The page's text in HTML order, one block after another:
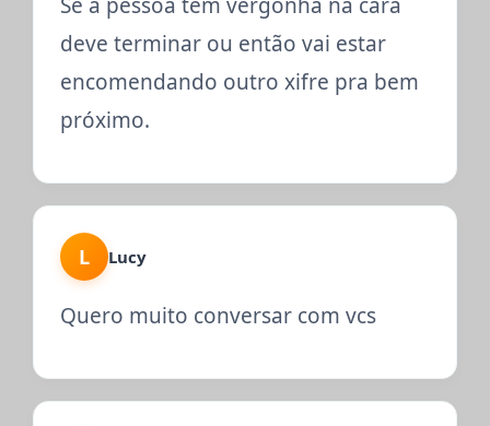
deve terminar ou então vai estar
encomendando outro xifre pra bem
próximo.
L Lucy
Quero muito conversar com vcs